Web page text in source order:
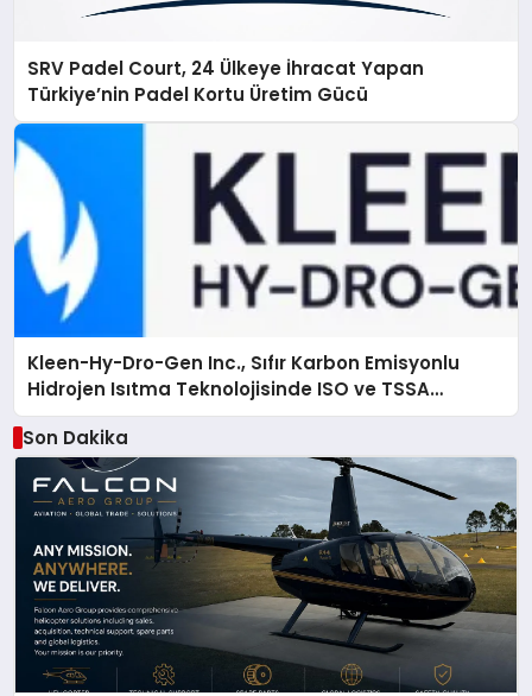
SRV Padel Court, 24 Ülkeye İhracat Yapan
Türkiye’nin Padel Kortu Üretim Gücü
Kleen-Hy-Dro-Gen Inc., Sıfır Karbon Emisyonlu
Hidrojen Isıtma Teknolojisinde ISO ve TSSA
Düzenleyici Onaylarını Aldı
Son Dakika